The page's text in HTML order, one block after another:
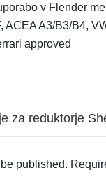
v Flender
ACEA A3/B3/B4,
approved
za reduktorje
published.